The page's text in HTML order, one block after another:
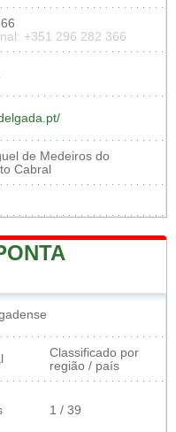
+351 296 282 366
de Medeiros do
Cabral
Classificado por
região / país
1 / 39